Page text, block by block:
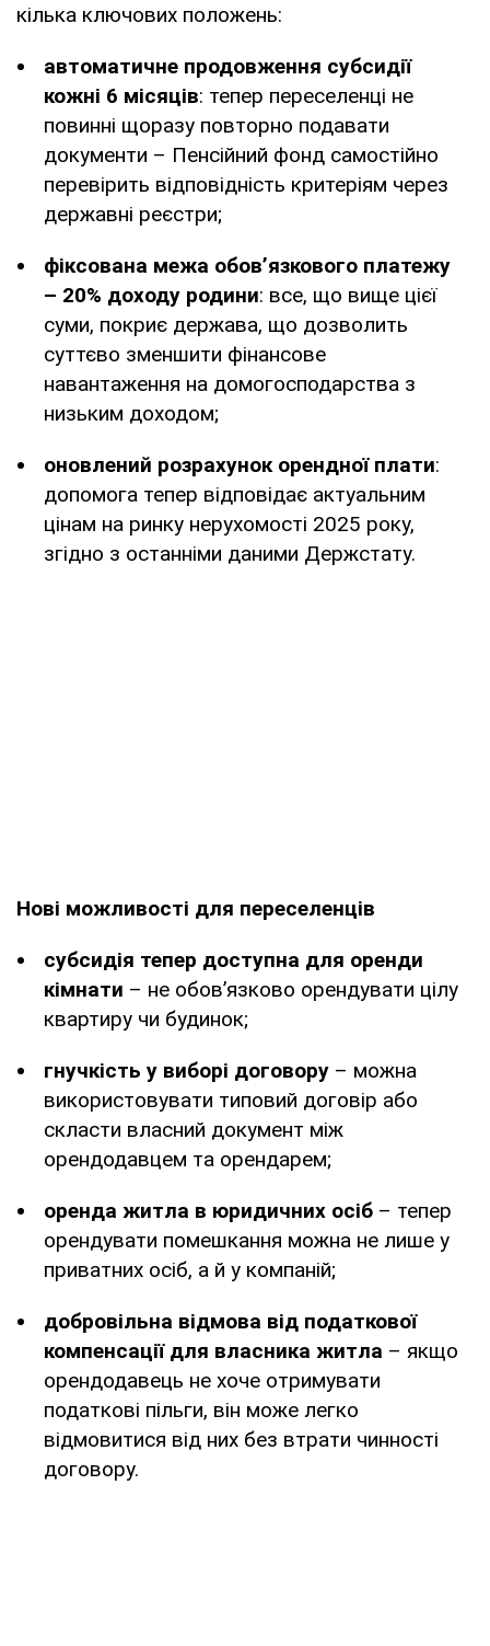
кілька ключових положень:
автоматичне продовження субсидії
кожні 6 місяців: тепер переселенці не
повинні щоразу повторно подавати
документи – Пенсійний фонд самостійно
перевірить відповідність критеріям через
державні реєстри;
фіксована межа обов’язкового платежу
– 20% доходу родини: все, що вище цієї
суми, покриє держава, що дозволить
суттєво зменшити фінансове
навантаження на домогосподарства з
низьким доходом;
оновлений розрахунок орендної плати:
допомога тепер відповідає актуальним
цінам на ринку нерухомості 2025 року,
згідно з останніми даними Держстату.
Нові можливості для переселенців
субсидія тепер доступна для оренди
кімнати – не обов’язково орендувати цілу
квартиру чи будинок;
гнучкість у виборі договору – можна
використовувати типовий договір або
скласти власний документ між
орендодавцем та орендарем;
оренда житла в юридичних осіб – тепер
орендувати помешкання можна не лише у
приватних осіб, а й у компаній;
добровільна відмова від податкової
компенсації для власника житла – якщо
орендодавець не хоче отримувати
податкові пільги, він може легко
відмовитися від них без втрати чинності
договору.